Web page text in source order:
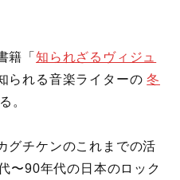
籍「 知られざるヴィジュ
られる音楽ライターの冬
。
グチケンのこれまでの活
〜90年代の日本のロック